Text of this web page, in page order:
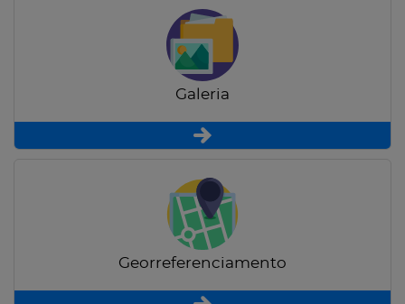
Galeria
Georreferenciamento